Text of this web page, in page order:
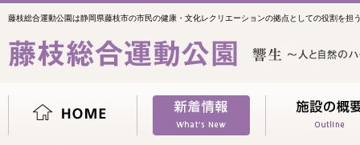
藤枝総合運動公園は静岡県藤枝市の市民の健康・文化レクリエーションの拠点としての役割を担